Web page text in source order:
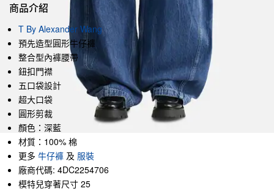
商品介紹
T By Alexander Wang
預先造型圓形牛仔褲
整合型內褲腰帶
鈕扣門襟
五口袋設計
超大口袋
圓形剪裁
顏色：深藍
材質：100% 棉
更多 牛仔褲 及 服裝
廠商代碼: 4DC2254706
模特兒穿著尺寸 25